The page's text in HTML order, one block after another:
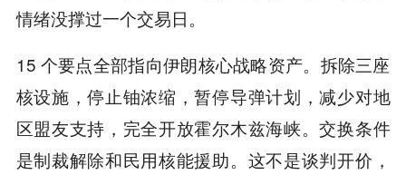
情绪没撑过一个交易日。
15 个要点全部指向伊朗核心战略资产。拆除三座
核设施，停止铀浓缩，暂停导弹计划，减少对地
区盟友支持，完全开放霍尔木兹海峡。交换条件
是制裁解除和民用核能援助。这不是谈判开价，